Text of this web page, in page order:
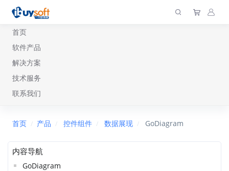
首页
软件产品
解决方案
技术服务
联系我们
首页 产品 控件组件 数据展现 GoDiagram
内容导航
GoDiagram